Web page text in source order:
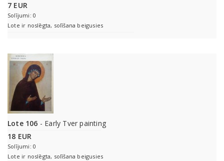
7 EUR
Solījumi: 0
Lote ir noslēgta, solīšana beigusies
Lote 106 - Early Tver painting
18 EUR
Solījumi: 0
Lote ir noslēgta, solīšana beigusies